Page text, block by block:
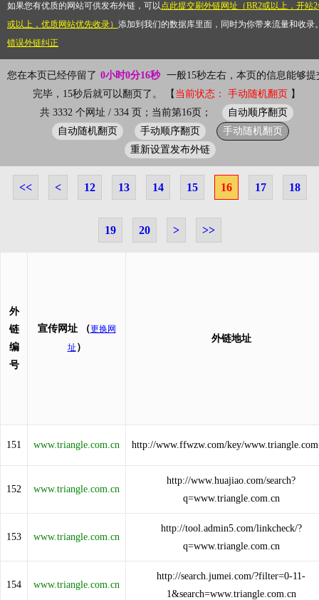
如果您有优质的网站可供发布外链，可以点此提交刷外链网址（BR2或以上，开站
或以上，优质网站优先收录） 添加到我们的数据库里面，同时为你带来流量和收录
错误外链纠正
您在本页已经停留了 0小时0分16秒 一般15秒左右，本页的信息能够提
完毕，15秒后就可以翻页了。 【 当前状态： 手动随机翻页 】
共 3332 个网址 / 334 页；当前第16页；
自动顺序翻页
自动随机翻页
手动顺序翻页
手动随机翻页
重新设置发布外链
<< < 12 13 14 15 16 17 18
19 20 > >>
外
链
编
号
宣传网址 （更换网
址 ）
外链地址
151 www.triangle.com.cn http://www.ffwzw.com/key/
152 www.triangle.com.cn
http://www.huajiao.com/search?
q=www.triangle.com.cn
153 www.triangle.com.cn
http://tool.admin5.com/linkcheck/?
q=www.triangle.com.cn
154 www.triangle.com.cn
http://search.jumei.com/?filter=0-11-
1&search=www.triangle.com.cn